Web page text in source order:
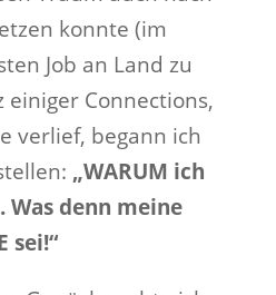
konnte (im
Job an Land zu
Connections,
verlief, begann ich
„WARUM ich
denn meine
sei!“